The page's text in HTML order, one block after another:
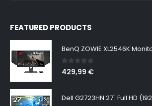
FEATURED PRODUCTS
0out of 5
429,99 €